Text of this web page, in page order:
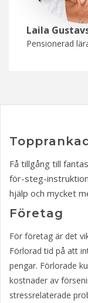
Laila
Pensionerad
Få tillgång till
för-steg-
hjälp och mycket
Företag
För företag är det
Förlorad tid på att
pengar. Förlorade
kostnader av
stressrelaterade